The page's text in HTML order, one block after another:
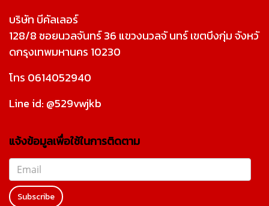
บริษัท บีคัลเลอร์
128/8 ซอยนวลจันทร์ 36 แขวงนวลจั นทร์ เขตบึงกุ่ม จังหวั
ดกรุงเทพมหานคร 10230
โทร 0614052940
Line id: @529vwjkb
แจ้งข้อมูลเพื่อใช้ในการติดตาม
Subscribe